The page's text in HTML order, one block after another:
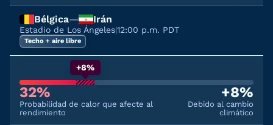
Bélgica— Irán
Estadio de Los Ángeles|12:00 p.m. PDT
Techo + aire libre
+8%
32%
Probabilidad de calor que afecte al
rendimiento
+8%
Debido al cambio
climático